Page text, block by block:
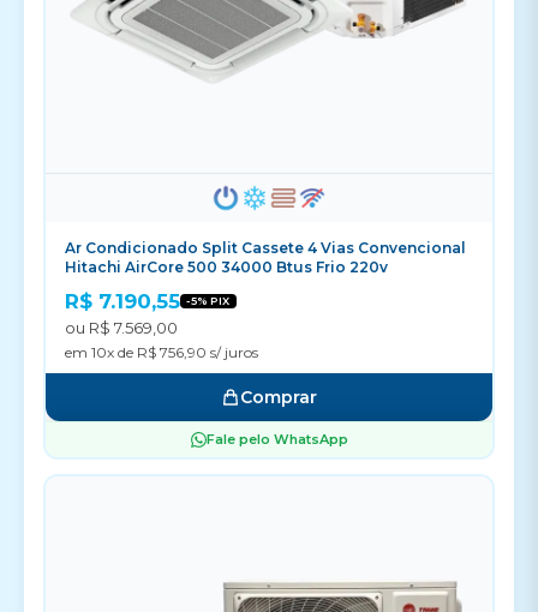
Ar Condicionado Split Cassete 4 Vias Convencional
Hitachi AirCore 500 34000 Btus Frio 220v
R$ 7.190,55 -5% PIX
ou R$ 7.569,00
em 10x de R$ 756,90 s/ juros
Comprar
Fale pelo WhatsApp